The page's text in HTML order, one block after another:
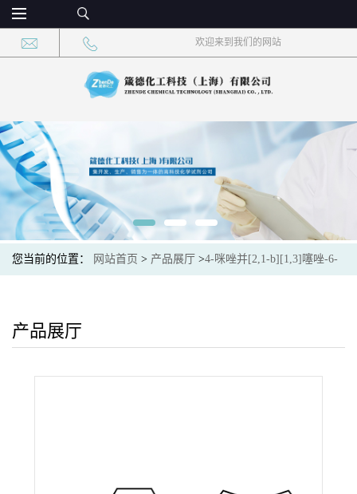
欢迎来到我们的网站
您当前的位置： 网站首页 > 产品展厅 >4-咪唑并[2,1-b][1,3]噻唑-6-
产品展厅